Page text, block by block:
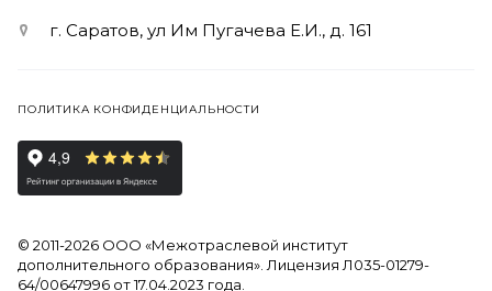
г. Саратов, ул Им Пугачева Е.И., д. 161
ПОЛИТИКА КОНФИДЕНЦИАЛЬНОСТИ
© 2011-2026 ООО «Межотраслевой институт
дополнительного образования». Лицензия Л035-01279-
64/00647996 от 17.04.2023 года.